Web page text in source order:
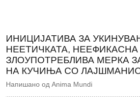
ИНИЦИЈАТИВА ЗА
НЕЕТИЧКАТА, НЕЕФИКАСНА
ЗЛОУПОТРЕБЛИВА МЕРКА
НА КУЧИЊА СО
Напишано од Anima Mundi